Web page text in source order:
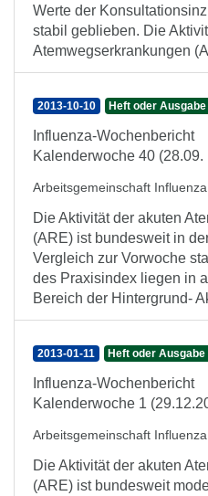
Werte der
stabil geblieben. Die
Atemwegserkrankungen
2013-10-10 Heft oder
Influenza-Wochenbericht
Kalenderwoche 40
Arbeitsgemeinschaft Influenza
Die Aktivität der akuten
(ARE) ist bundesweit in
Vergleich zur Vorwoche
des Praxisindex liegen in
Bereich der Hintergrund-
2013-01-11 Heft oder
Influenza-Wochenbericht
Kalenderwoche 1
Arbeitsgemeinschaft Influenza
Die Aktivität der akuten
(ARE) ist bundesweit